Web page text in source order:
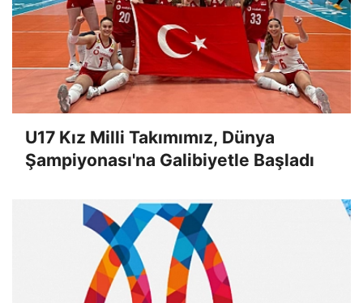
U17 Kız Milli Takımımız, Dünya
Şampiyonası'na Galibiyetle Başladı